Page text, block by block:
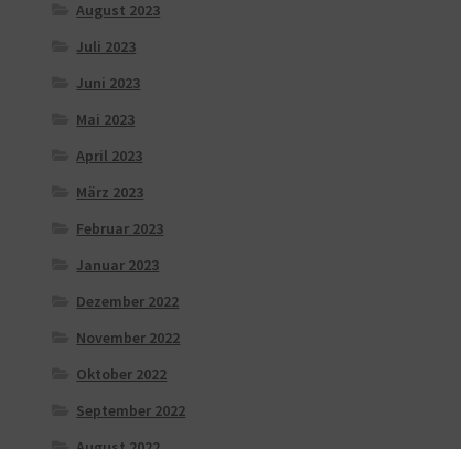
August 2023
Juli 2023
Juni 2023
Mai 2023
April 2023
März 2023
Februar 2023
Januar 2023
Dezember 2022
November 2022
Oktober 2022
September 2022